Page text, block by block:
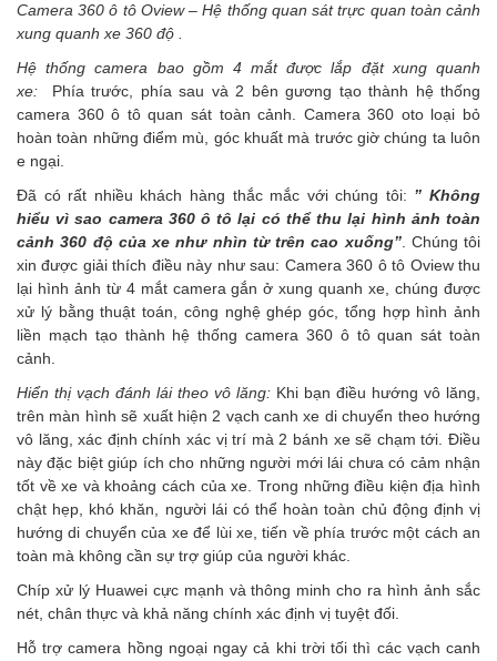
Camera 360 ô tô Oview – Hệ thống quan sát trực quan toàn cảnh
xung quanh xe 360 độ .
Hệ thống camera bao gồm 4 mắt được lắp đặt xung quanh
xe:
Phía trước, phía sau và 2 bên gương tạo thành hệ thống
camera 360 ô tô quan sát toàn cảnh. Camera 360 otoloại bỏ
hoàn toàn những điểm mù, góc khuất mà trước giờ chúng ta luôn
e ngại.
Đã có rất nhiều khách hàng thắc mắc với chúng tôi: ” Không
hiểu vì sao camera 360 ô tô lại có thể thu lại hình ảnh toàn
cảnh 360 độ của xe như nhìn từ trên cao xuống”. Chúng tôi
xin được giải thích điều này như sau: Camera 360 ô tô Oview thu
lại hình ảnh từ 4 mắt camera gắn ở xung quanh xe, chúng được
xử lý bằng thuật toán, công nghệ ghép góc, tổng hợp hình ảnh
liền mạch tạo thành hệ thống camera 360 ô tô quan sát toàn
cảnh.
Hiển thị vạch đánh lái theo vô lăng: Khi bạn điều hướng vô lăng,
trên màn hình sẽ xuất hiện 2 vạch canh xe di chuyển theo hướng
vô lăng, xác định chính xác vị trí mà 2 bánh xe sẽ chạm tới. Điều
này đặc biệt giúp ích cho những người mới lái chưa có cảm nhận
tốt về xe và khoảng cách của xe. Trong những điều kiện địa hình
chật hẹp, khó khăn, người lái có thể hoàn toàn chủ động định vị
hướng di chuyển của xe để lùi xe, tiến về phía trước một cách an
toàn mà không cần sự trợ giúp của người khác.
Chíp xử lý Huawei cực mạnh và thông minh cho ra hình ảnh sắc
nét, chân thực và khả năng chính xác định vị tuyệt đối.
Hỗ trợ camera hồng ngoại ngay cả khi trời tối thì các vạch canh